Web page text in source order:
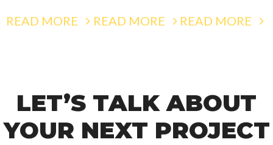
READ MORE READ MORE READ MORE
LET’S TALK ABOUT
YOUR NEXT PROJECT